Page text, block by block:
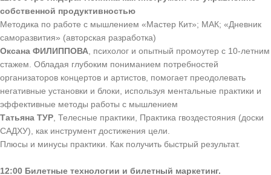
собственной продуктивностью
Методика по работе с мышлением «Мастер Кит»; МАК; «Дневник
саморазвития» (авторская разработка)
Оксана ФИЛИППОВА , психолог и опытный промоутер с 10-летним
стажем. Обладая глубоким пониманием потребностей
организаторов концертов и артистов, помогает преодолевать
негативные установки и блоки, используя ментальные практики и
эффективные методы работы с мышлением
Татьяна ТУР , Телесные практики, Практика гвоздестояния (доски
САДХУ), как инструмент достижения цели.
Плюсы и минусы практики. Как получить быстрый результат.
12:00 Билетные технологии и билетный маркетинг.